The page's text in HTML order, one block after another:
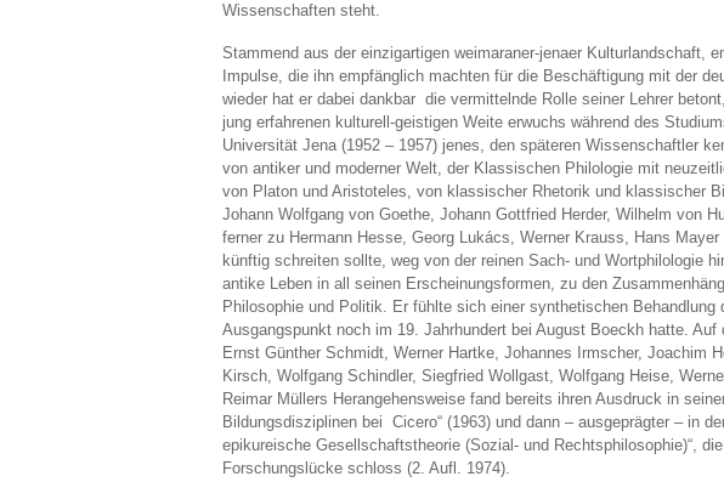
Wissenschaften steht.
Stammend aus der einzigartigen weimaraner-jenaer Kulturlandschaft,
Impulse, die ihn empfänglich machten für die Beschäftigung mit der
wieder hat er dabei dankbar die vermittelnde Rolle seiner Lehrer
jung erfahrenen kulturell-geistigen Weite erwuchs während des
Universität Jena (1952 – 1957) jenes, den späteren Wissenschaftler
von antiker und moderner Welt, der Klassischen Philologie mit
von Platon und Aristoteles, von klassischer Rhetorik und klassischer
Johann Wolfgang von Goethe, Johann Gottfried Herder, Wilhelm von
ferner zu Hermann Hesse, Georg Lukács, Werner Krauss, Hans
künftig schreiten sollte, weg von der reinen Sach- und Wortphilologie
antike Leben in all seinen Erscheinungsformen, zu den
Philosophie und Politik. Er fühlte sich einer synthetischen
Ausgangspunkt noch im 19. Jahrhundert bei August Boeckh hatte.
Ernst Günther Schmidt, Werner Hartke, Johannes Irmscher, Joachim
Kirsch, Wolfgang Schindler, Siegfried Wollgast, Wolfgang Heise,
Reimar Müllers Herangehensweise fand bereits ihren Ausdruck in
Bildungsdisziplinen bei Cicero“ (1963) und dann – ausgeprägter – in
epikureische Gesellschaftstheorie (Sozial- und Rechtsphilosophie)“,
Forschungslücke schloss (2. Aufl. 1974).